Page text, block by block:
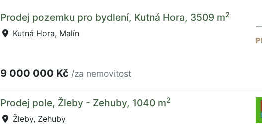
Prodej pozemku pro bydlení, Kutná Hora, 3509 m2
Kutná Hora, Malín
9 000 000 Kč /za nemovitost
Prodej pole, Žleby - Zehuby, 1040 m2
Žleby, Zehuby